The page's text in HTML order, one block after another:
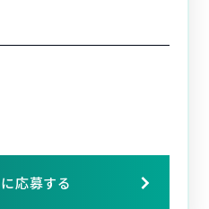
応募する